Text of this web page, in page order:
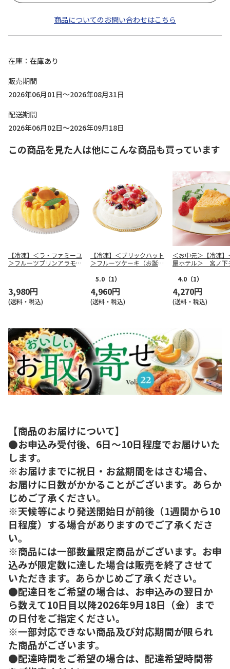
商品についてのお問い合わせはこちら
在庫
在庫あり
販売期間
2026年06月01日～2026年08月31日
配送期間
2026年06月02日～2026年09月18日
この商品を見た人は他にこんな商品も買っています
【冷凍】＜ラ・ファミーユ
＞フルーツプリンアラモー
3,980円
(送料・税込)
【冷凍】＜ブリックハット
＞フルーツケーキ（お誕生
5.0 （1）
4,960円
(送料・税込)
＜お中元＞【冷凍】
屋ホテル＞ 宮ノ下
4.0 （1）
4,270円
(送料・税込)
【商品のお届けについて】
●お申込み受付後、6日～10日程度でお届けいた
します。
※お届けまでに祝日・お盆期間をはさむ場合、
お届けに日数がかかることがございます。あらか
じめご了承ください。
※天候等により発送開始日が前後（1週間から10
日程度）する場合がありますのでご了承くださ
い。
※商品には一部数量限定商品がございます。お申
込みが限定数に達した場合は販売を終了させて
いただきます。あらかじめご了承ください。
●配達日をご希望の場合は、お申込みの翌日か
ら数えて10日目以降2026年9月18日（金）まで
の日付をご指定ください。
※一部対応できない商品及び対応期間が限られ
た商品がございます。
●配達時間をご希望の場合は、配達希望時間帯